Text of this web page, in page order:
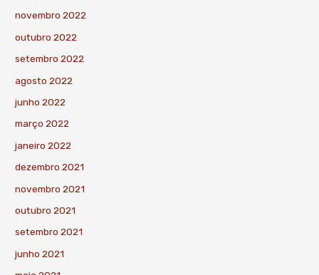
novembro 2022
outubro 2022
setembro 2022
agosto 2022
junho 2022
março 2022
janeiro 2022
dezembro 2021
novembro 2021
outubro 2021
setembro 2021
junho 2021